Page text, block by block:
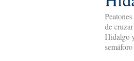
de
Hidalgo
semáforo